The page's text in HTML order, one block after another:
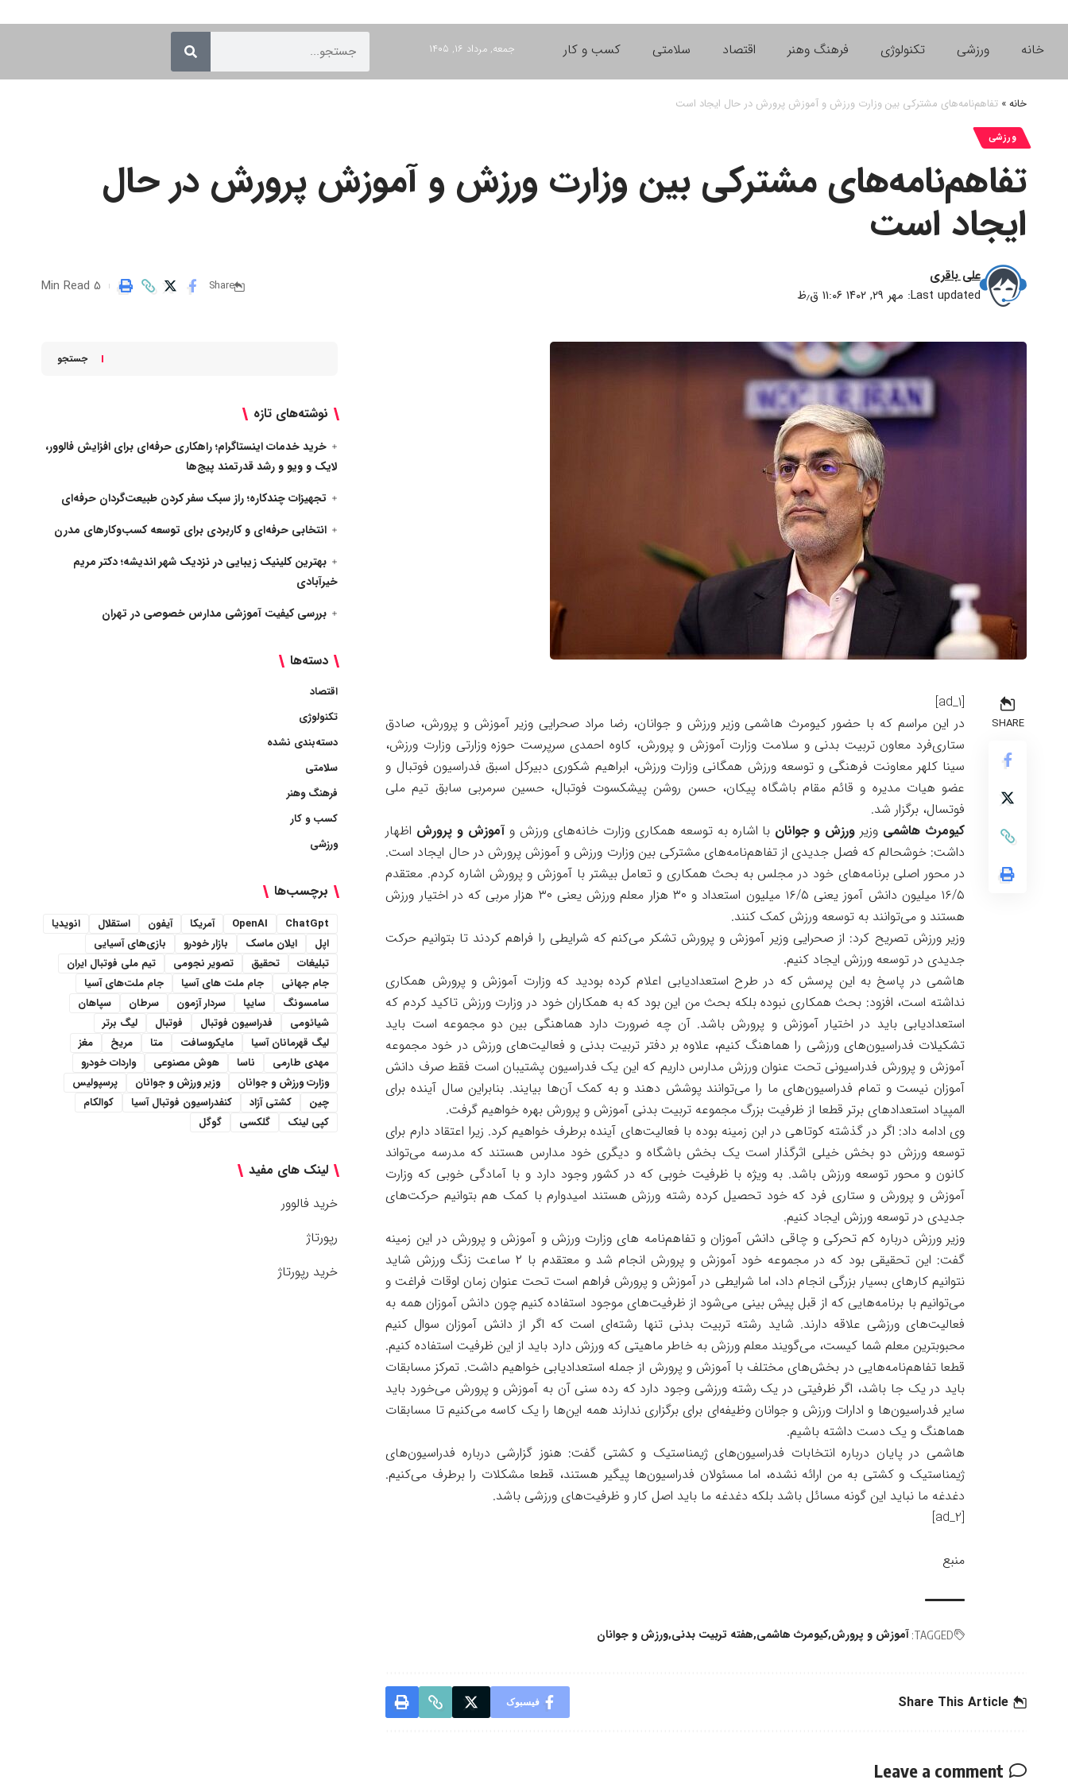
خانه ورزشی تکنولوژی فرهنگ وهنر اقتصاد سلامتی کسب و کار جمعه, مرداد ۱۶, ۱۴۰۵
خانه» تفاهم‌نامه‌های مشترکی بین وزارت ورزش و آموزش پرورش در حال ایجاد است
ورزشی
تفاهم‌نامه‌های مشترکی بین وزارت ورزش و آموزش پرورش در حال
ایجاد است
Last updated: مهر ۲۹, ۱۴۰۲ ۱۱:۰۶ ق٫ظ
علی باقری
Share
5 Min Read
SHARE
[ad_1]
در این مراسم که با حضور کیومرث هاشمی وزیر ورزش و جوانان، رضا مراد صحرایی وزیر آموزش و پرورش، صادق
ستاری‌فرد معاون تربیت بدنی و سلامت وزارت آموزش و پرورش، کاوه احمدی سرپرست حوزه وزارتی وزارت ورزش،
سینا کلهر معاونت فرهنگی و توسعه ورزش همگانی وزارت ورزش، ابراهیم شکوری دبیرکل اسبق فدراسیون فوتبال و
عضو هیات مدیره و قائم مقام باشگاه پیکان، حسن روشن پیشکسوت فوتبال، حسین سرمربی سابق تیم ملی
فوتسال، برگزار شد.
کیومرث هاشمی وزیر ورزش و جوانان با اشاره به توسعه همکاری وزارت خانه‌های ورزش وآموزش و پرورش اظهار
داشت: خوشحالم که فصل جدیدی از تفاهم‌نامه‌های مشترکی بین وزارت ورزش و آموزش پرورش در حال ایجاد است.
در محور اصلی برنامه‌های خود در مجلس به بحث همکاری و تعامل بیشتر با آموزش و پرورش اشاره کردم. معتقدم
۱۶/۵ میلیون دانش آموز یعنی ۱۶/۵ میلیون استعداد و ۳۰ هزار معلم ورزش یعنی ۳۰ هزار مربی که در اختیار ورزش
هستند و می‌توانند به توسعه ورزش کمک کنند.
وزیر ورزش تصریح کرد: از صحرایی وزیر آموزش و پرورش تشکر می‌کنم که شرایطی را فراهم کردند تا بتوانیم حرکت
جدیدی در توسعه ورزش ایجاد کنیم.
هاشمی در پاسخ به این پرسش که در طرح استعدادیابی اعلام کرده بودید که وزارت آموزش و پرورش همکاری
نداشته است، افزود: بحث همکاری نبوده بلکه بحث من این بود که به همکاران خود در وزارت ورزش تاکید کردم که
استعدادیابی باید در اختیار آموزش و پرورش باشد. آن چه ضرورت دارد هماهنگی بین دو مجموعه است باید
تشکیلات فدراسیون‌های ورزشی را هماهنگ کنیم، علاوه بر دفتر تربیت بدنی و فعالیت‌های ورزش در خود مجموعه
آموزش و پرورش فدراسیونی تحت عنوان ورزش مدارس داریم که این یک فدراسیون پشتیبان است فقط صرف دانش
آموزان نیست و تمام فدراسیون‌های ما را می‌توانند پوشش دهند و به کمک آن‌ها بیایند. بنابراین سال آینده برای
المپیاد استعدادهای برتر قطعا از ظرفیت بزرگ مجموعه تربیت بدنی آموزش و پرورش بهره خواهیم گرفت.
وی ادامه داد: اگر در گذشته کوتاهی در ابن زمینه بوده با فعالیت‌های آینده برطرف خواهیم کرد. زیرا اعتقاد دارم برای
توسعه ورزش دو بخش خیلی اثرگذار است یک بخش باشگاه و دیگری خود مدارس هستند که مدرسه می‌تواند
کانون و محور توسعه ورزش باشد. به ویژه با ظرفیت خوبی که در کشور وجود دارد و با آمادگی خوبی که وزارت
آموزش و پرورش و ستاری فرد که خود تحصیل کرده رشته ورزش هستند امیدوارم با کمک هم بتوانیم حرکت‌های
جدیدی در توسعه ورزش ایجاد کنیم.
وزیر ورزش درباره کم تحرکی و چاقی دانش آموزان و تفاهم‌نامه های وزارت ورزش و آموزش و پرورش در این زمینه
گفت: این تحقیقی بود که در مجموعه خود آموزش و پرورش انجام شد و معتقدم با ۲ ساعت زنگ ورزش شاید
نتوانیم کارهای بسیار بزرگی انجام داد، اما شرایطی در آموزش و پرورش فراهم است تحت عنوان زمان اوقات فراغت و
می‌توانیم با برنامه‌هایی که از قبل پیش بینی می‌شود از ظرفیت‌های موجود استفاده کنیم چون دانش آموزان همه به
فعالیت‌های ورزشی علاقه دارند. شاید رشته تربیت بدنی تنها رشته‌ای است که اگر از دانش آموزان سوال کنیم
محبوبترین معلم شما کیست، می‌گویند معلم ورزش به خاطر ماهیتی که ورزش دارد باید از این ظرفیت استفاده کنیم.
قطعا تفاهم‌نامه‌هایی در بخش‌های مختلف با آموزش و پرورش از جمله استعدادیابی خواهیم داشت. تمرکز مسابقات
باید در یک جا باشد، اگر ظرفیتی در یک رشته ورزشی وجود دارد که رده سنی آن به آموزش و پرورش می‌خورد باید
سایر فدراسیون‌ها و ادارات ورزش و جوانان وظیفه‌ای برای برگزاری ندارند همه این‌ها را یک کاسه می‌کنیم تا مسابقات
هماهنگ و یک دست داشته باشیم.
هاشمی در پایان درباره انتخابات فدراسیون‌های ژیمناستیک و کشتی گفت: هنوز گزارشی درباره فدراسیون‌های
ژیمناستیک و کشتی به من ارائه نشده، اما مسئولان فدراسیون‌ها پیگیر هستند، قطعا مشکلات را برطرف می‌کنیم.
دغدغه ما نباید این گونه مسائل باشد بلکه دغدغه ما باید اصل کار و ظرفیت‌های ورزشی باشد.
[ad_2]
منبع
TAGGED: آموزش و پرورش کیومرث هاشمی هفته تربیت بدنی ورزش و جوانان
Share This Article فیسبوک
Leave a comment
جستجو
نوشته‌های تازه
خرید خدمات اینستاگرام؛ راهکاری حرفه‌ای برای افزایش فالوور،
لایک و ویو و رشد قدرتمند پیج‌ها
تجهیزات چندکاره؛ راز سبک سفر کردن طبیعت‌گردان حرفه‌ای
انتخابی حرفه‌ای و کاربردی برای توسعه کسب‌وکارهای مدرن
بهترین کلینیک زیبایی در نزدیک شهر اندیشه؛ دکتر مریم
خیرآبادی
بررسی کیفیت آموزشی مدارس خصوصی در تهران
دسته‌ها
اقتصاد
تکنولوژی
دسته‌بندی نشده
سلامتی
فرهنگ وهنر
کسب و کار
ورزشی
برچسب‌ها
ChatGpt
OpenAI آمریکا آیفون استقلال
انویدیا
اپل
ایلان ماسک بازار خودرو
بازی‌های آسیایی
تبلیغات
تحقیق تصویر نجومی
تیم ملی فوتبال ایران
جام جهانی
جام ملت های آسیا
جام ملت‌های آسیا
سامسونگ
سایپا سردار آزمون سرطان
سپاهان
شیائومی
فدراسیون فوتبال فوتبال
لیگ برتر
لیگ قهرمانان آسیا
مایکروسافت متا مریخ
مغز
مهدی طارمی
ناسا هوش مصنوعی
واردات خودرو
وزارت ورزش و جوانان
وزیر ورزش و جوانان
پرسپولیس
چین
کشتی آزاد کنفدراسیون فوتبال آسیا
کوالکام
کپی لینک
گلکسی گوگل
لینک های مفید
خرید فالوور
رپورتاژ
خرید رپورتاژ